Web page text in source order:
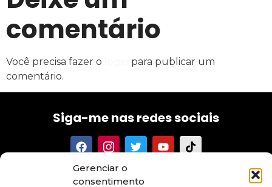
Gerenciar o
consentimento
comentário
Você precisa fazer o
para publicar um
comentário.
Siga-me nas redes sociais
Tenha acesso aos meus textos, conselhos, novidades e